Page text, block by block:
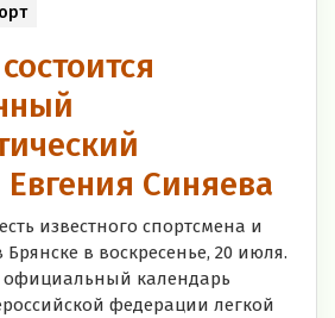
Синяева
известного спортсмена и
в воскресенье, 20 июля.
официальный календарь
федерации легкой